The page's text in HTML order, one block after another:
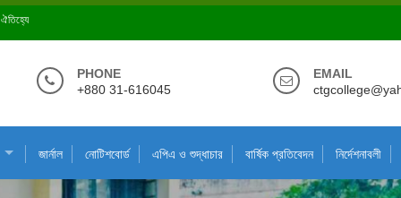
ঐতিহ্যে
PHONE
+880 31-616045
EMAIL
জার্নাল নোটিশবোর্ড এপিএ ও শুদ্ধাচার বার্ষিক প্রতিবেদন নির্দেশনাবলী